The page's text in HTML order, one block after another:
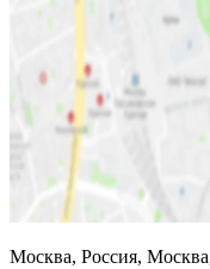
Москва, Россия,